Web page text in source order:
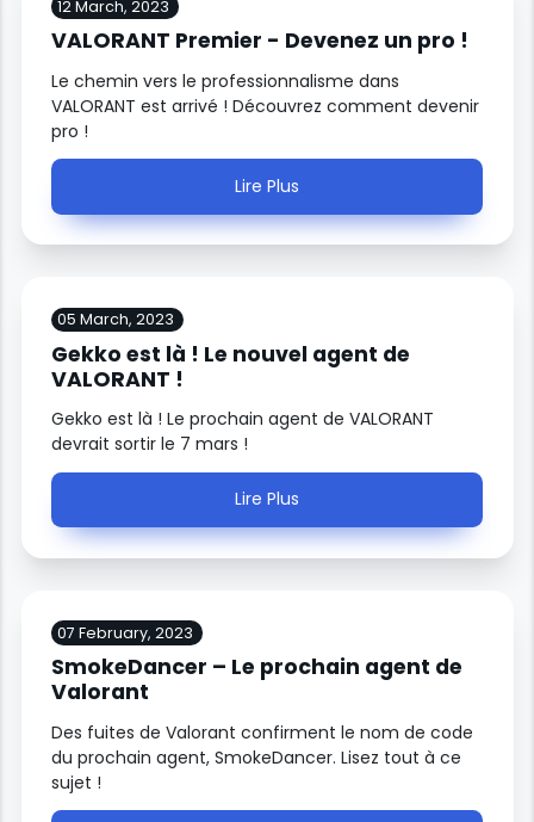
12 March, 2023
VALORANT Premier - Devenez un pro !
Le chemin vers le professionnalisme dans
VALORANT est arrivé ! Découvrez comment devenir
pro !
Lire Plus
05 March, 2023
Gekko est là ! Le nouvel agent de
VALORANT !
Gekko est là ! Le prochain agent de VALORANT
devrait sortir le 7 mars !
Lire Plus
07 February, 2023
SmokeDancer – Le prochain agent de
Valorant
Des fuites de Valorant confirment le nom de code
du prochain agent, SmokeDancer. Lisez tout à ce
sujet !